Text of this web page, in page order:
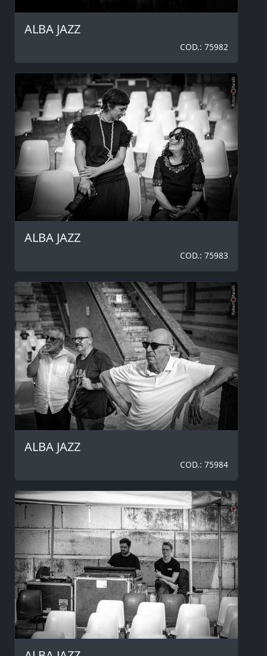
ALBA JAZZ
COD.: 75982
ALBA JAZZ
COD.: 75983
ALBA JAZZ
COD.: 75984